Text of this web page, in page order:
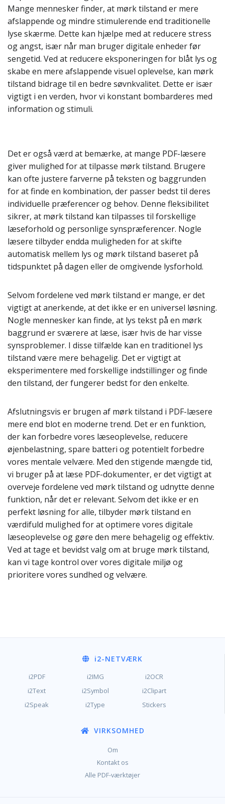
Mange mennesker finder, at mørk tilstand er mere
afslappende og mindre stimulerende end traditionelle
lyse skærme. Dette kan hjælpe med at reducere stress
og angst, især når man bruger digitale enheder før
sengetid. Ved at reducere eksponeringen for blåt lys og
skabe en mere afslappende visuel oplevelse, kan mørk
tilstand bidrage til en bedre søvnkvalitet. Dette er især
vigtigt i en verden, hvor vi konstant bombarderes med
information og stimuli.
Det er også værd at bemærke, at mange PDF-læsere
giver mulighed for at tilpasse mørk tilstand. Brugere
kan ofte justere farverne på teksten og baggrunden
for at finde en kombination, der passer bedst til deres
individuelle præferencer og behov. Denne fleksibilitet
sikrer, at mørk tilstand kan tilpasses til forskellige
læseforhold og personlige synspræferencer. Nogle
læsere tilbyder endda muligheden for at skifte
automatisk mellem lys og mørk tilstand baseret på
tidspunktet på dagen eller de omgivende lysforhold.
Selvom fordelene ved mørk tilstand er mange, er det
vigtigt at anerkende, at det ikke er en universel løsning.
Nogle mennesker kan finde, at lys tekst på en mørk
baggrund er sværere at læse, især hvis de har visse
synsproblemer. I disse tilfælde kan en traditionel lys
tilstand være mere behagelig. Det er vigtigt at
eksperimentere med forskellige indstillinger og finde
den tilstand, der fungerer bedst for den enkelte.
Afslutningsvis er brugen af mørk tilstand i PDF-læsere
mere end blot en moderne trend. Det er en funktion,
der kan forbedre vores læseoplevelse, reducere
øjenbelastning, spare batteri og potentielt forbedre
vores mentale velvære. Med den stigende mængde tid,
vi bruger på at læse PDF-dokumenter, er det vigtigt at
overveje fordelene ved mørk tilstand og udnytte denne
funktion, når det er relevant. Selvom det ikke er en
perfekt løsning for alle, tilbyder mørk tilstand en
værdifuld mulighed for at optimere vores digitale
læseoplevelse og gøre den mere behagelig og effektiv.
Ved at tage et bevidst valg om at bruge mørk tilstand,
kan vi tage kontrol over vores digitale miljø og
prioritere vores sundhed og velvære.
i2-NETVÆRK
i2PDF i2IMG
i2OCR
i2Text
i2Symbol
i2Clipart
i2Speak
i2Type Stickers
VIRKSOMHED
Om
Kontakt os
Alle PDF-værktøjer